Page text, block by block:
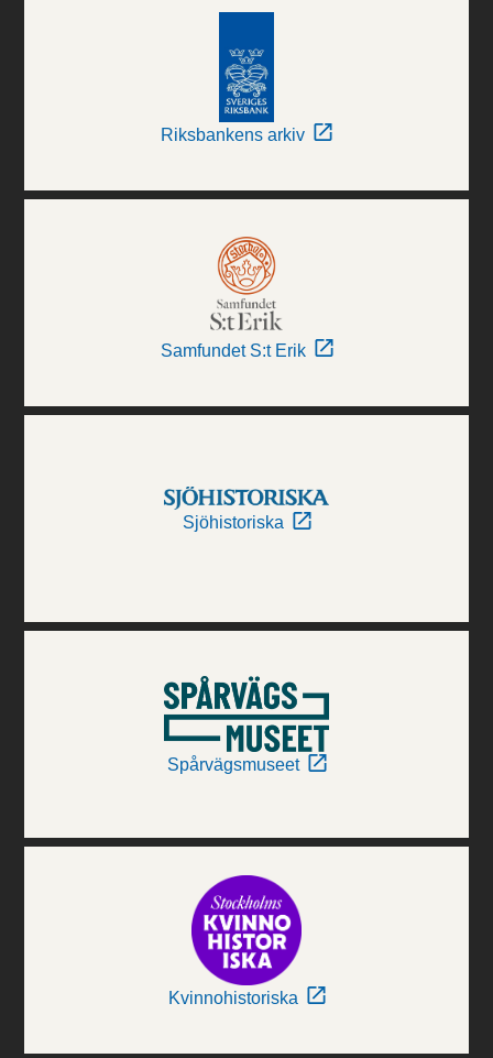
Riksbankens arkiv
Samfundet S:t Erik
Sjöhistoriska
Spårvägsmuseet
Kvinnohistoriska